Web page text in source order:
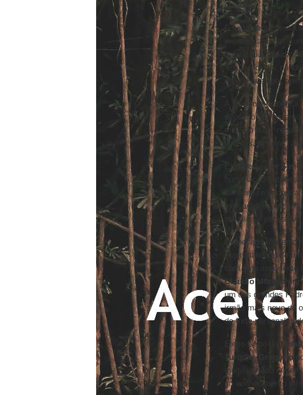
criatura.
É justamente
impiedosamente,
humildade "peluda".
"Eu, o indigno, o
do que qualquer
A serpente
depósitos do
meio do fedor
injustas, insultos,
É evidente que
humilhação
também se
evocação da
insistida e
Do pesado realismo
espiritualidade de
com uma
Claudio Moreschini
um dos grandes
irmão mais novo de
de forte
Eleito bispo de Nissa
Turquia, Gregório
muito variado de
do conhecimento